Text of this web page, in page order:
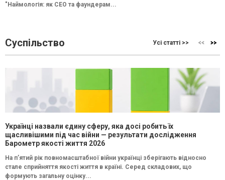
"Наймологія: як СEO та фаундерам...
Суспільство Усі статті >>
Українці назвали єдину сферу, яка досі робить їх
щасливішими під час війни — результати дослідження
Барометр якості життя 2026
На п’ятий рік повномасштабної війни українці зберігають відносно
стале сприйняття якості життя в країні. Серед складових, що
формують загальну оцінку...